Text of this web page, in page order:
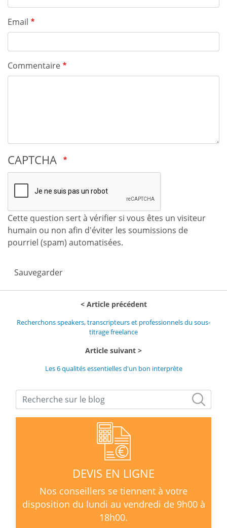
Email
Commentaire
CAPTCHA
Cette question sert à vérifier si vous êtes un visiteur
humain ou non afin d'éviter les soumissions de
pourriel (spam) automatisées.
Sauvegarder
Article précédent
Recherchons speakers, transcripteurs et professionnels du sous-
titrage freelance
Article suivant
Les 6 qualités essentielles d'un bon interprète
DEVIS EN LIGNE
Nos conseillers se tiennent à votre
disposition du lundi au vendredi de 9h00 à
18h00.